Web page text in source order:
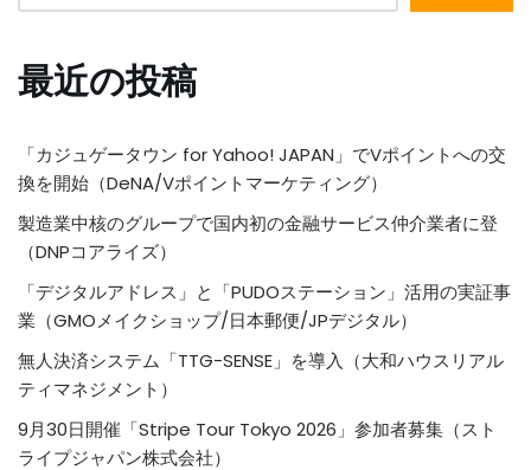
最近の投稿
「カジュゲータウン for Yahoo! JAPAN」でVポイントへの交
換を開始（DeNA/Vポイントマーケティング）
製造業中核のグループで国内初の金融サービス仲介業者に登
（DNPコアライズ）
「デジタルアドレス」と「PUDOステーション」活用の実証事
業（GMOメイクショップ/日本郵便/JPデジタル）
無人決済システム「TTG-SENSE」を導入（大和ハウスリアル
ティマネジメント）
9月30日開催「Stripe Tour Tokyo 2026」参加者募集（スト
ライプジャパン株式会社）